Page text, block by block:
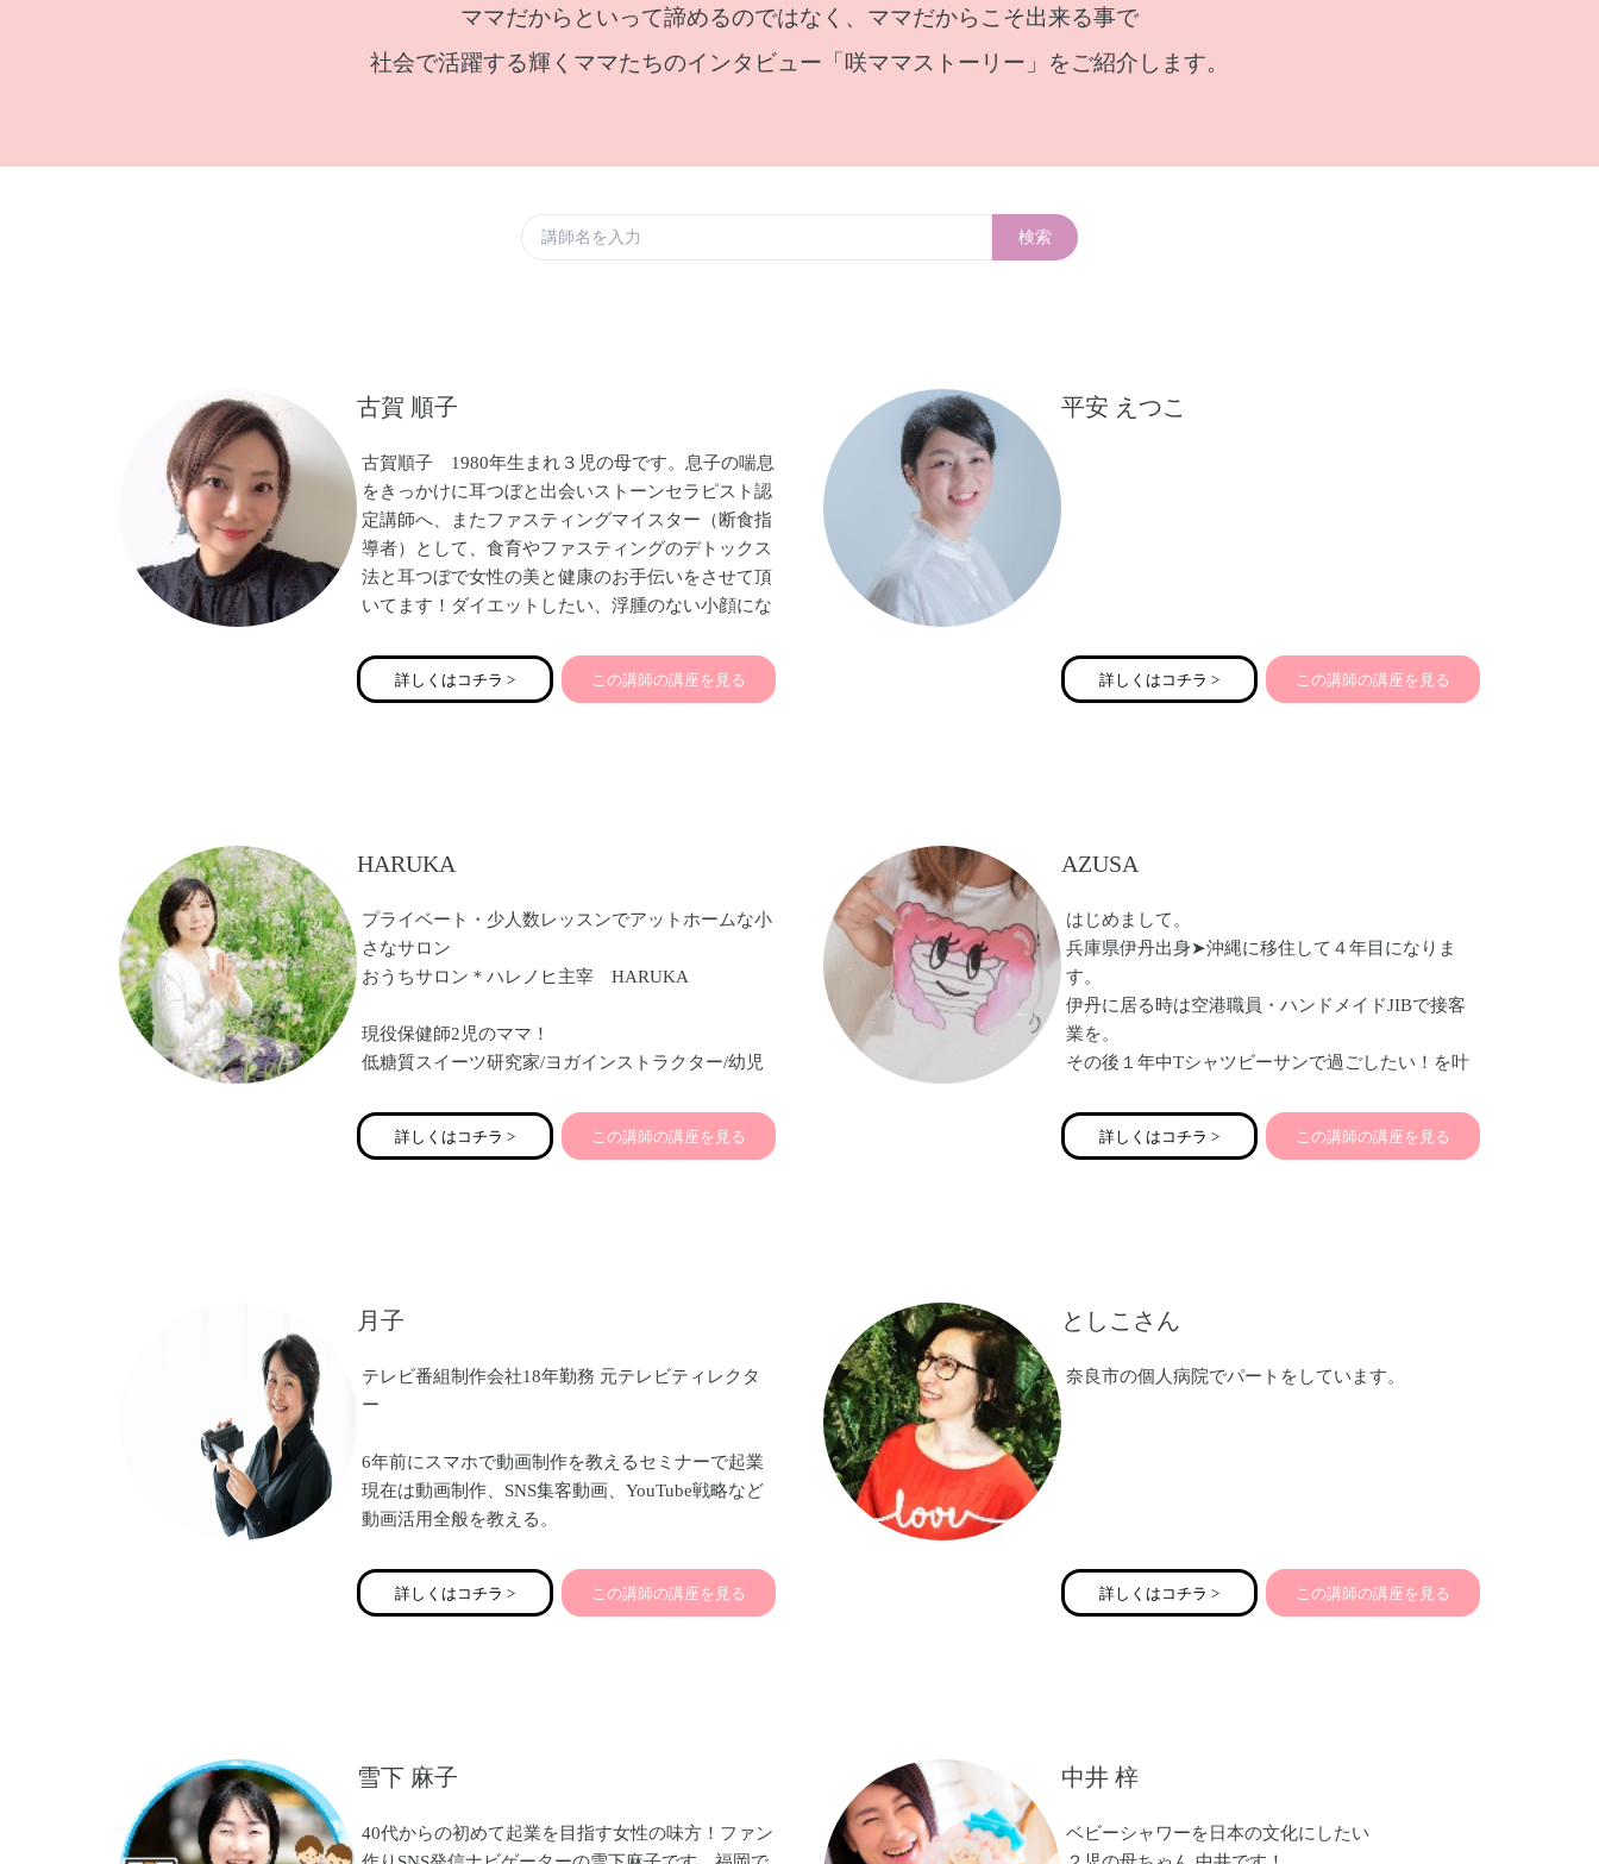
ママだからといって諦めるのではなく、ママだからこそ出来る事で
社会で活躍する輝くママたちのインタビュー「咲ママストーリー」をご紹介します。
検索
古賀 順子
古賀順子 1980年生まれ３児の母です。息子の喘息
をきっかけに耳つぼと出会いストーンセラピスト認
定講師へ、またファスティングマイスター（断食指
導者）として、食育やファスティングのデトックス
法と耳つぼで女性の美と健康のお手伝いをさせて頂
いてます！ダイエットしたい、浮腫のない小顔にな
い、デトックスして綺麗になりたい、などの悩みを
抱えた方へ、オンラインでも講座やサポートを。耳
詳しくはコチラ > この講師の講座を見る
平安 えつこ
詳しくはコチラ > この講師の講座を見る
HARUKA
プライベート・少人数レッスンでアットホームな小
さなサロン
おうちサロン＊ハレノヒ主宰 HARUKA
現役保健師2児のママ！
低糖質スイーツ研究家/ヨガインストラクター/幼児
低糖質スイーツ・パン・料理教室、ヨガ教室、離乳
一緒に楽しく学びましょう。
よろしくお願い致します。
詳しくはコチラ > この講師の講座を見る
AZUSA
はじめまして。
兵庫県伊丹出身➤沖縄に移住して４年目になりま
す。
伊丹に居る時は空港職員・ハンドメイドJIBで接客
業を。
その後１年中Tシャツビーサンで過ごしたい！を叶
主人に出会い結婚、翌年に出産。里帰りせずに子育
てスタートしました☆
テーターもさせていただきました。
せてもらいました！よろしくお願い致します。
詳しくはコチラ > この講師の講座を見る
月子
テレビ番組制作会社18年勤務 元テレビティレクタ
ー
6年前にスマホで動画制作を教えるセミナーで起業
現在は動画制作、SNS集客動画、YouTube戦略など
動画活用全般を教える。
講師のスキルとディレクター経験のノウハウをもと
に
HP、ライン公式、オンライン、料理レシビ動画、
WEB系全般を教える。
詳しくはコチラ > この講師の講座を見る
としこさん
奈良市の個人病院でパートをしています。
詳しくはコチラ > この講師の講座を見る
雪下 麻子
40代からの初めて起業を目指す女性の味方！ファン
中井 梓
ベビーシャワーを日本の文化にしたい